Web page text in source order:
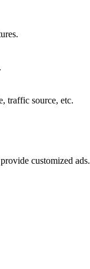
traffic source, etc.
customized ads.